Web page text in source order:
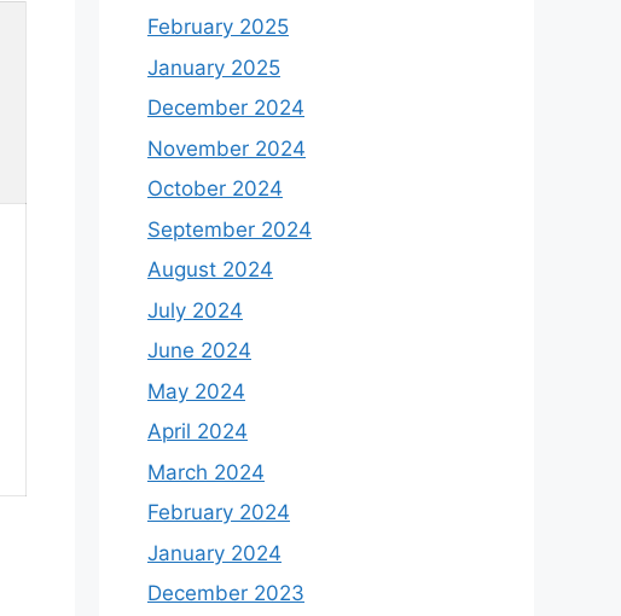
February 2025
January 2025
December 2024
November 2024
October 2024
September 2024
August 2024
July 2024
June 2024
May 2024
April 2024
March 2024
February 2024
January 2024
December 2023